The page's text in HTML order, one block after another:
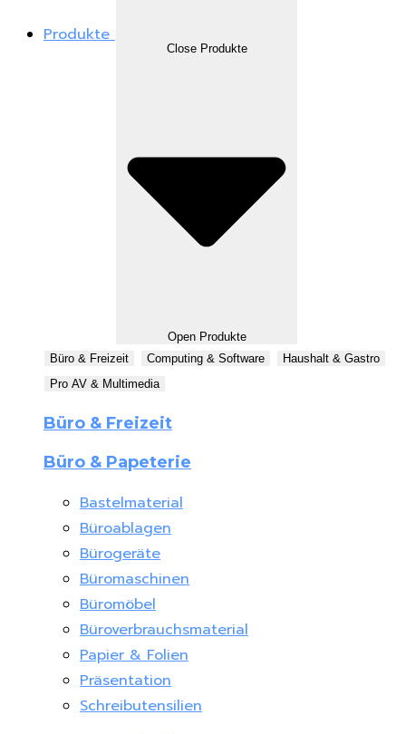
Produkte
Close Produkte
Open Produkte
Büro & Freizeit
Computing & Software
Haushalt & Gastro
Pro AV & Multimedia
Büro & Freizeit
Büro & Papeterie
Bastelmaterial
Büroablagen
Bürogeräte
Büromaschinen
Büromöbel
Büroverbrauchsmaterial
Papier & Folien
Präsentation
Schreibutensilien